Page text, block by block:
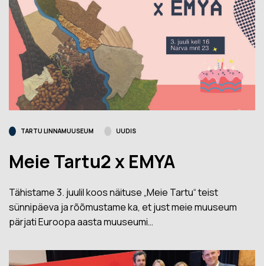
TARTU LINNAMUUSEUM UUDIS
Meie Tartu2 x EMYA
Tähistame 3. juulil koos näituse „Meie Tartu“ teist
sünnipäeva ja rõõmustame ka, et just meie muuseum
pärjati Euroopa aasta muuseumi…